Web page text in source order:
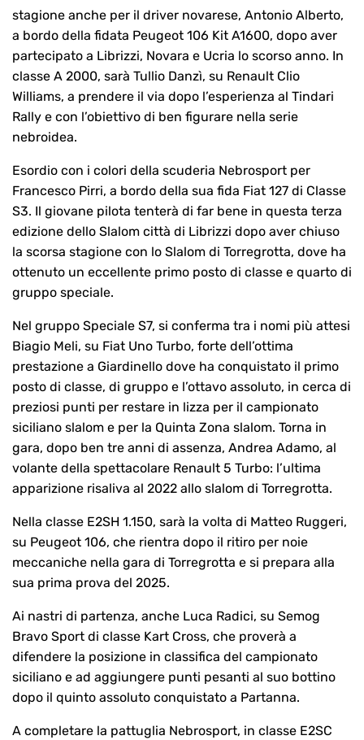
stagione anche per il driver novarese, Antonio Alberto,
a bordo della fidata Peugeot 106 Kit A1600, dopo aver
partecipato a Librizzi, Novara e Ucria lo scorso anno. In
classe A 2000, sarà Tullio Danzì, su Renault Clio
Williams, a prendere il via dopo l’esperienza al Tindari
Rally e con l’obiettivo di ben figurare nella serie
nebroidea.
Esordio con i colori della scuderia Nebrosport per
Francesco Pirri, a bordo della sua fida Fiat 127 di Classe
S3. Il giovane pilota tenterà di far bene in questa terza
edizione dello Slalom città di Librizzi dopo aver chiuso
la scorsa stagione con lo Slalom di Torregrotta, dove ha
ottenuto un eccellente primo posto di classe e quarto di
gruppo speciale.
Nel gruppo Speciale S7, si conferma tra i nomi più attesi
Biagio Meli, su Fiat Uno Turbo, forte dell’ottima
prestazione a Giardinello dove ha conquistato il primo
posto di classe, di gruppo e l’ottavo assoluto, in cerca di
preziosi punti per restare in lizza per il campionato
siciliano slalom e per la Quinta Zona slalom. Torna in
gara, dopo ben tre anni di assenza, Andrea Adamo, al
volante della spettacolare Renault 5 Turbo: l’ultima
apparizione risaliva al 2022 allo slalom di Torregrotta.
Nella classe E2SH 1.150, sarà la volta di Matteo Ruggeri,
su Peugeot 106, che rientra dopo il ritiro per noie
meccaniche nella gara di Torregrotta e si prepara alla
sua prima prova del 2025.
Ai nastri di partenza, anche Luca Radici, su Semog
Bravo Sport di classe Kart Cross, che proverà a
difendere la posizione in classifica del campionato
siciliano e ad aggiungere punti pesanti al suo bottino
dopo il quinto assoluto conquistato a Partanna.
A completare la pattuglia Nebrosport, in classe E2SC